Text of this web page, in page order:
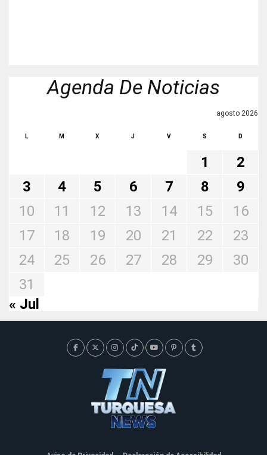
Agenda De Noticias
agosto 2026
L M X J V S D
1
2
3
4 5 6 7 8
9
10
11 12 13 14 15
16
17
18 19 20 21 22
23
24
25 26 27 28 29
30
31
« Jul